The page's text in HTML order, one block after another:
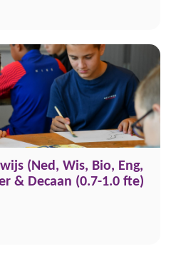
(Ned, Wis, Bio, Eng,
& Decaan (0.7-1.0 fte)